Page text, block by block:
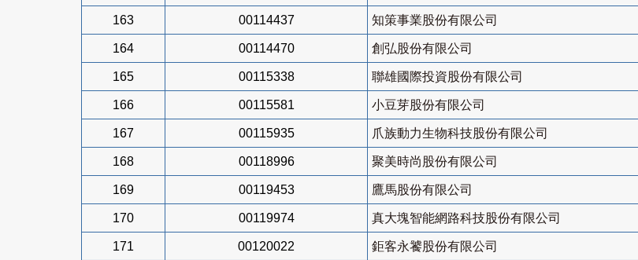
163 00114437 知策事業股份有限公司
164 00114470 創弘股份有限公司
165 00115338 聯雄國際投資股份有限公司
166 00115581 小豆芽股份有限公司
167 00115935 爪族動力生物科技股份有限公司
168 00118996 聚美時尚股份有限公司
169 00119453 鷹馬股份有限公司
170 00119974 真大塊智能網路科技股份有限公司
171 00120022 鉅客永饕股份有限公司